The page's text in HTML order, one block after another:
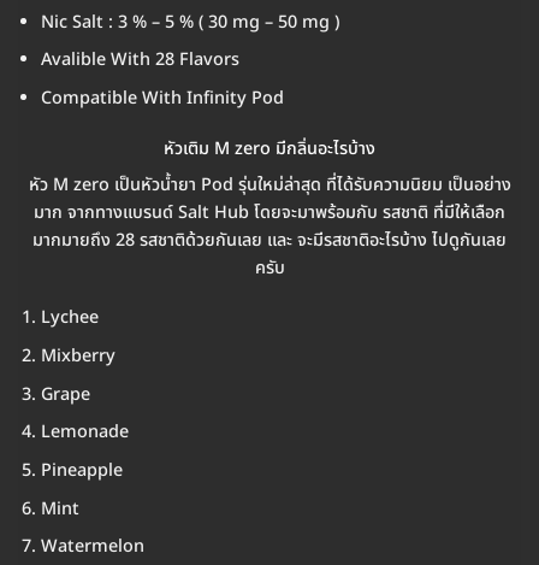
Nic Salt : 3 % – 5 % ( 30 mg – 50 mg )
Avalible With 28 Flavors
Compatible With Infinity Pod
หัวเติม M zero มีกลิ่นอะไรบ้าง
หัว M zero เป็นหัวน้ำยา Pod รุ่นใหม่ล่าสุด ที่ได้รับความนิยม เป็นอย่าง
มาก จากทางแบรนด์ Salt Hub โดยจะมาพร้อมกับ รสชาติ ที่มีให้เลือก
มากมายถึง 28 รสชาติด้วยกันเลย และ จะมีรสชาติอะไรบ้าง ไปดูกันเลย
ครับ
Lychee
Mixberry
Grape
Lemonade
Pineapple
Mint
Watermelon